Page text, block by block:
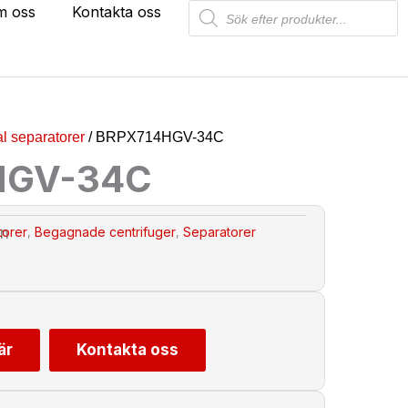
oss Kontakta oss
Products
search
separatorer / BRPX714HGV-34C
34C
, Begagnade centrifuger,Separatorer
Kontakta oss